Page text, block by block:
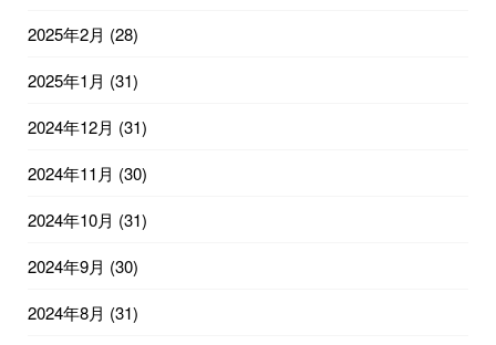
2025年2月 (28)
2025年1月 (31)
2024年12月 (31)
2024年11月 (30)
2024年10月 (31)
2024年9月 (30)
2024年8月 (31)